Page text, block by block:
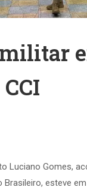
Luciano Gomes,
Brasileiro, esteve